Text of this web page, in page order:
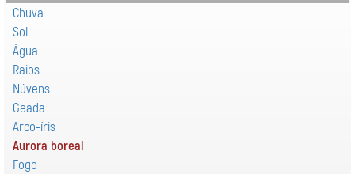
Chuva
Sol
Água
Raios
Núvens
Geada
Arco-íris
Aurora boreal
Fogo